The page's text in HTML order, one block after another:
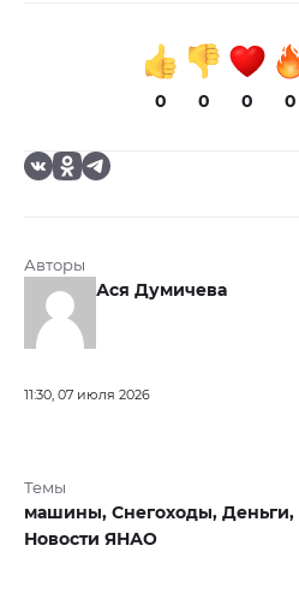
0 0 0 0
Авторы
Ася Думичева
11:30, 07 июля 2026
Темы
машины, Снегоходы, Деньги,
Новости ЯНАО